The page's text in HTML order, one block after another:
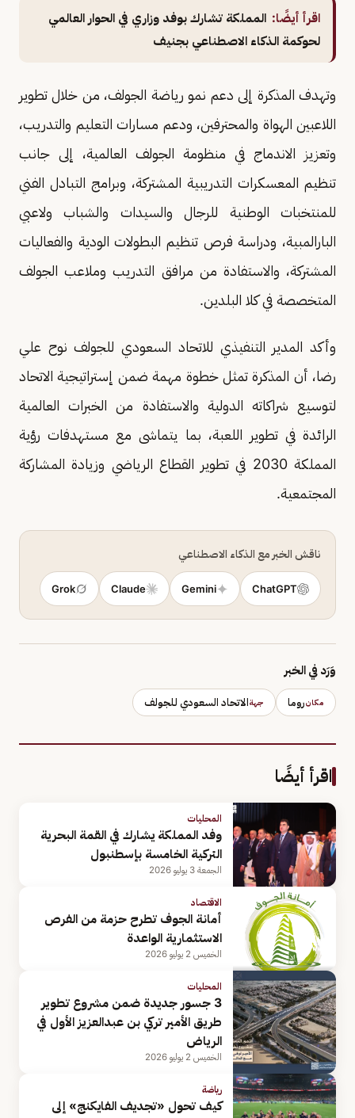
اقرأ أيضًا: المملكة تشارك بوفد وزاري في الحوار العالمي
لحوكمة الذكاء الاصطناعي بجنيف
وتهدف المذكرة إلى دعم نمو رياضة الجولف، من خلال تطوير
اللاعبين الهواة والمحترفين، ودعم مسارات التعليم والتدريب،
وتعزيز الاندماج في منظومة الجولف العالمية، إلى جانب
تنظيم المعسكرات التدريبية المشتركة، وبرامج التبادل الفني
للمنتخبات الوطنية للرجال والسيدات والشباب ولاعبي
البارالمبية، ودراسة فرص تنظيم البطولات الودية والفعاليات
المشتركة، والاستفادة من مرافق التدريب وملاعب الجولف
المتخصصة في كلا البلدين.
وأكد المدير التنفيذي للاتحاد السعودي للجولف نوح علي
رضا، أن المذكرة تمثل خطوة مهمة ضمن إستراتيجية الاتحاد
لتوسيع شراكاته الدولية والاستفادة من الخبرات العالمية
الرائدة في تطوير اللعبة، بما يتماشى مع مستهدفات رؤية
المملكة 2030 في تطوير القطاع الرياضي وزيادة المشاركة
المجتمعية.
ناقش الخبر مع الذكاء الاصطناعي
ChatGPT
Gemini
Claude
Grok
وَرَد في الخبر
مكانروما جهةالاتحاد السعودي للجولف
اقرأ أيضًا
المحليات
وفد المملكة يشارك في القمة البحرية
التركية الخامسة بإسطنبول
الجمعة 3 يوليو 2026
الاقتصاد
أمانة الجوف تطرح حزمة من الفرص
الاستثمارية الواعدة
الخميس 2 يوليو 2026
المحليات
3 جسور جديدة ضمن مشروع تطوير
طريق الأمير تركي بن عبدالعزيز الأول في
الرياض
الخميس 2 يوليو 2026
رياضة
كيف تحول «تجديف الفايكنج» إلى